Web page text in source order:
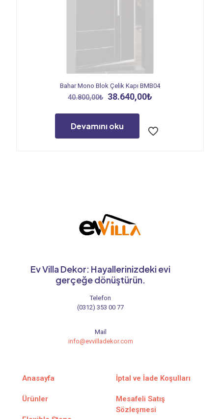
Bahar Mono Blok Çelik Kapı BMB04
40.800,00₺ Orijinal
40.800,00₺.
38.640,00₺
Devamını oku
Ev Villa Dekor: Hayallerinizdeki evi
gerçeğe dönüştürün.
Telefon
(0312) 353 00 77
Mail
info@evvilladekor.com
Anasayfa
Ürünler
İptal ve İade Koşulları
Mesafeli Satış
Sözleşmesi